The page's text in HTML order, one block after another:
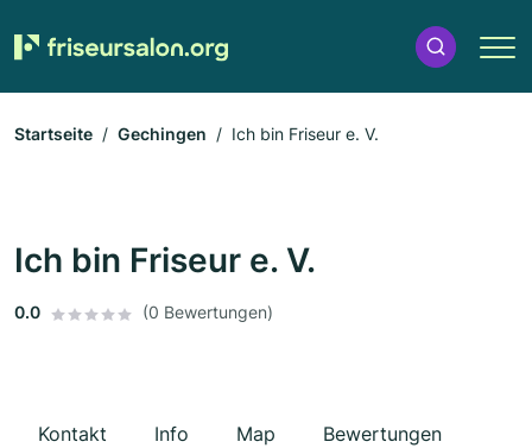
Startseite Gechingen Ich bin Friseur e. V.
Ich bin Friseur e. V.
0.0 (0 Bewertungen)
Kontakt Info Map Bewertungen